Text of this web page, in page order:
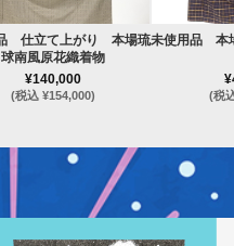
仕立て上がり 本場琉
球南風原花織着物
¥140,000
(税込 ¥154,000)
未使用品 本
(税